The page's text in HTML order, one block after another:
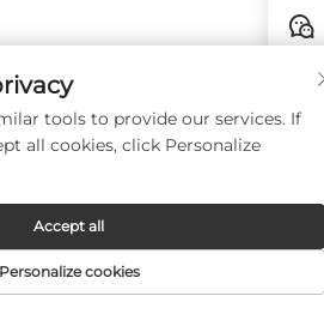
tools to provide our services. If
all cookies, click Personalize
Personalize cookies
Accept all